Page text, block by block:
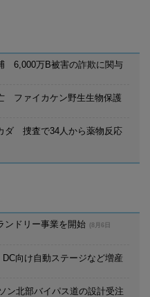
6,000万B被害の詐欺に関与
ファイカケン野生生物保護
ダ 捜査で34人から薬物反応
ンドリー事業を開始
(8月6日
DC向け自動ステージなど増産
ン北部バイパス道の設計受注